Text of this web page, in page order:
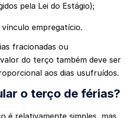
pela Lei do Estágio);
vínculo empregatício.
fracionadas ou
do terço também deve ser
aos dias usufruídos.
o terço de férias?
é relativamente simples, mas